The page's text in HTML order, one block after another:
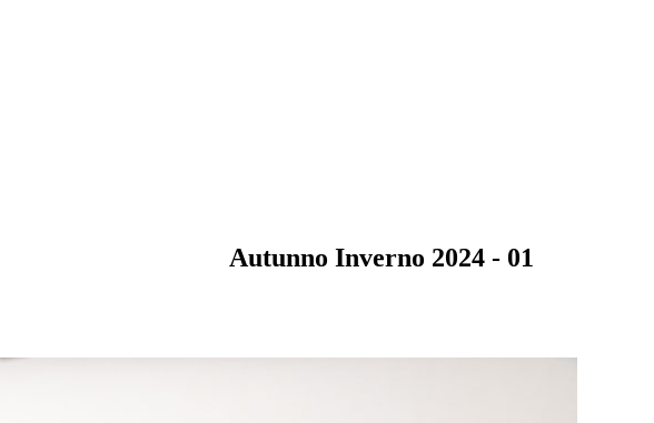
Autunno Inverno 2024 - 01